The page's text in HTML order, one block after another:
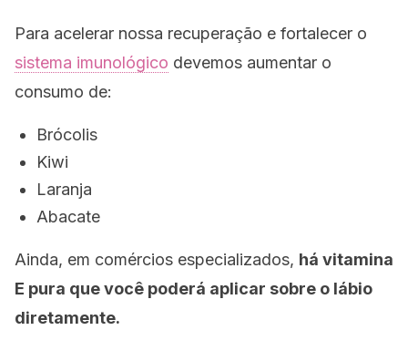
Para acelerar nossa recuperação e fortalecer o
sistema imunológico devemos aumentar o
consumo de:
Brócolis
Kiwi
Laranja
Abacate
Ainda, em comércios especializados, há vitamina
E pura que você poderá aplicar sobre o lábio
diretamente.